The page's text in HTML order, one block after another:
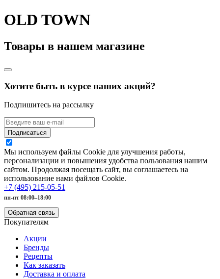
OLD TOWN
Товары в нашем магазине
Хотите быть в курсе наших акций?
Подпишитесь на рассылку
Подписаться
Мы используем файлы Cookie для улучшения работы,
персонализации и повышения удобства пользования нашим
сайтом. Продолжая посещать сайт, вы соглашаетесь на
использование нами файлов Cookie.
+7 (495) 215-05-51
пн-пт 08:00–18:00
Обратная связь
Покупателям
Акции
Бренды
Рецепты
Как заказать
Доставка и оплата